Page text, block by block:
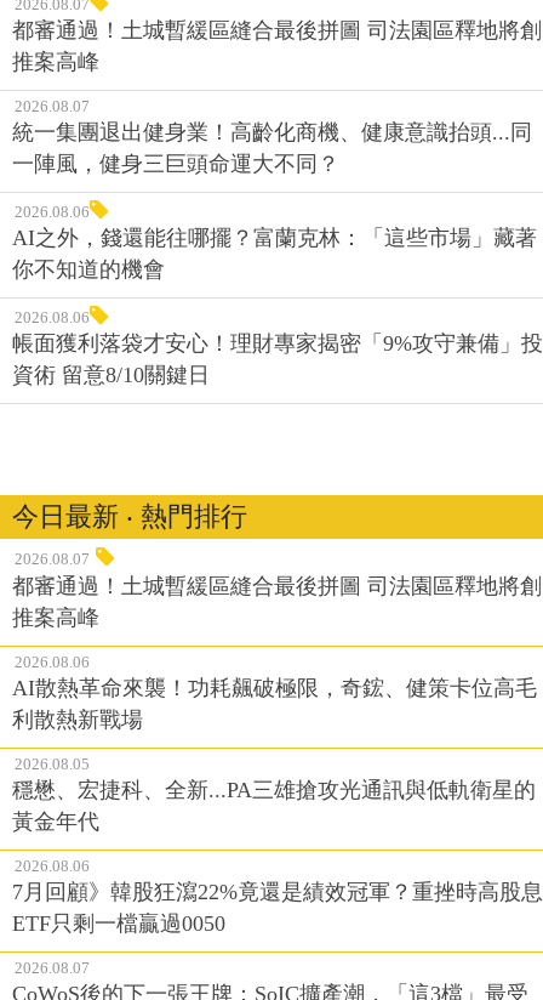
惠！
2026.08.07
都審通過！土城暫緩區縫合最後拼圖 司法園區釋地將創
推案高峰
2026.08.07
統一集團退出健身業！高齡化商機、健康意識抬頭...同
一陣風，健身三巨頭命運大不同？
2026.08.06
AI之外，錢還能往哪擺？富蘭克林：「這些市場」藏著
你不知道的機會
2026.08.06
帳面獲利落袋才安心！理財專家揭密「9%攻守兼備」投
今日最新 ‧ 熱門排行
2026.08.07
都審通過！土城暫緩區縫合最後拼圖 司法園區釋地將創
推案高峰
2026.08.06
AI散熱革命來襲！功耗飆破極限，奇鋐、健策卡位高毛
利散熱新戰場
2026.08.05
穩懋、宏捷科、全新...PA三雄搶攻光通訊與低軌衛星的
黃金年代
2026.08.06
7月回顧》韓股狂瀉22%竟還是績效冠軍？重挫時高股息
ETF只剩一檔贏過0050